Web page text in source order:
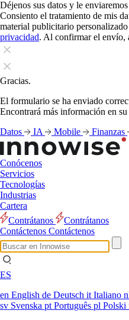
Déjenos sus datos y le
Consiento el tratamiento de mis
material publicitario
privacidad. Al confirmar el envío,
Gracias.
El formulario se ha enviado
Encontrará más información en
Datos
IA Mobile Finanzas
Conócenos
Servicios
Tecnologías
Industrias
Cartera
Contrátanos
Contrátanos
Contáctenos Contáctenos
ES
en English de Deutsch it Italiano
sv Svenska pt Português pl Polski